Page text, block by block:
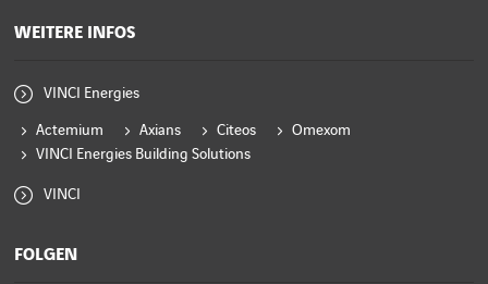
WEITERE INFOS
VINCI Energies
Actemium Axians Citeos
Omexom
VINCI Energies Building Solutions
VINCI
FOLGEN